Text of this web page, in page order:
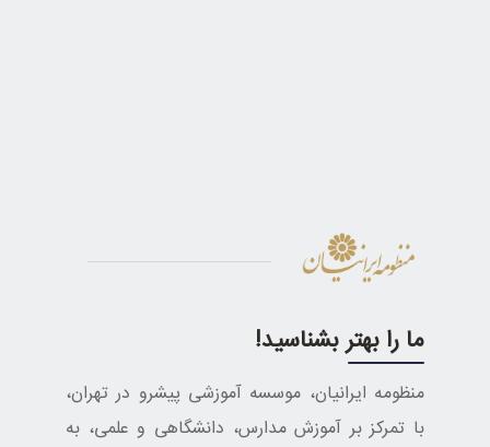
ما را بهتر بشناسید!
منظومه ایرانیان، موسسه آموزشی پیشرو در تهران،
با تمرکز بر آموزش مدارس، دانشگاهی و علمی، به